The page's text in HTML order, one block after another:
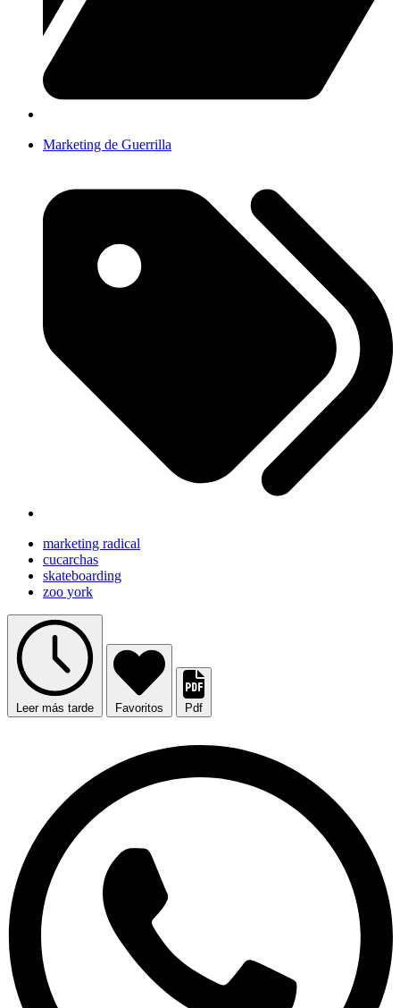
Marketing de Guerrilla
marketing radical
cucarchas
skateboarding
zoo york
Leer más tarde Favoritos Pdf